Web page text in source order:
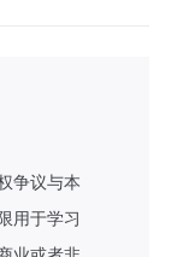
争议与本
用于学习